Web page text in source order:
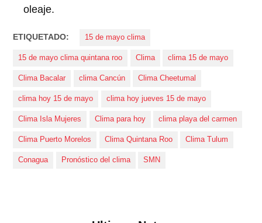
oleaje.
ETIQUETADO: 15 de mayo clima
15 de mayo clima quintana roo Clima clima 15 de mayo
Clima Bacalar clima Cancún Clima Cheetumal
clima hoy 15 de mayo clima hoy jueves 15 de mayo
Clima Isla Mujeres Clima para hoy clima playa del carmen
Clima Puerto Morelos Clima Quintana Roo Clima Tulum
Conagua Pronóstico del clima SMN